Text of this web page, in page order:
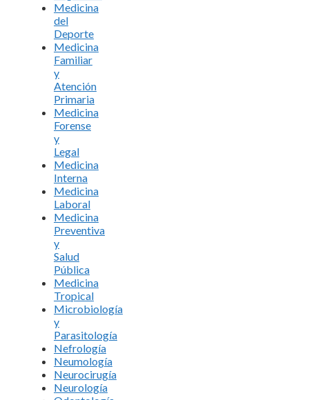
Medicina
del
Deporte
Medicina
Familiar
y
Atención
Primaria
Medicina
Forense
y
Legal
Medicina
Interna
Medicina
Laboral
Medicina
Preventiva
y
Salud
Pública
Medicina
Tropical
Microbiología
y
Parasitología
Nefrología
Neumología
Neurocirugía
Neurología